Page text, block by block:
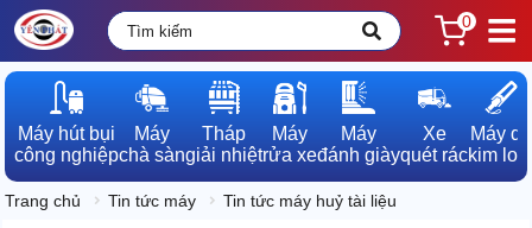
0
Máy hút bụi
công nghiệp
Máy
chà sàn
Tháp
giải nhiệt
Máy
rửa xe
Máy
đánh giày
Xe
quét rác
Máy dò
kim loại
Trang chủ Tin tức máy Tin tức máy huỷ tài liệu